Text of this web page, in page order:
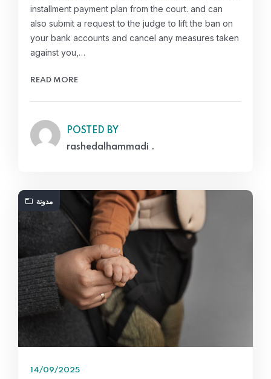
installment payment plan from the court. and can
also submit a request to the judge to lift the ban on
your bank accounts and cancel any measures taken
against you,…
READ MORE
POSTED BY
rashedalhammadi .
مدونة
14/09/2025